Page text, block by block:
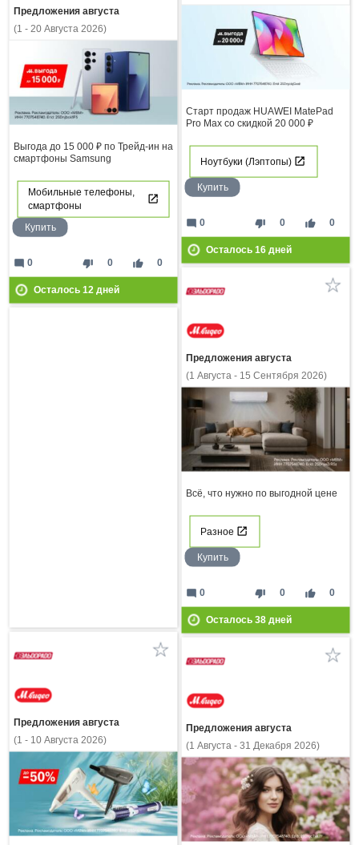
Старт продаж HUAWEI MatePad
Pro Max со скидкой 20 000 ₽
Ноутбуки (Лэптопы)
Купить
thumb_down 0 thumb_up 0
mode_comment 0
Осталось 16дней
Предложения августа
(1 - 20 Августа 2026)
Выгода до 15 000 ₽ по Трейд-ин на
смартфоны Samsung
Мобильные телефоны,
смартфоны
Купить
thumb_down 0 thumb_up 0
mode_comment 0
Осталось 12дней
Предложения августа
(1 Августа - 15 Сентября 2026)
Всё, что нужно по выгодной цене
Разное
Купить
thumb_down 0 thumb_up 0
mode_comment 0
Осталось 38дней
Предложения августа
(1 - 10 Августа 2026)
Предложения августа
(1 Августа - 31 Декабря 2026)